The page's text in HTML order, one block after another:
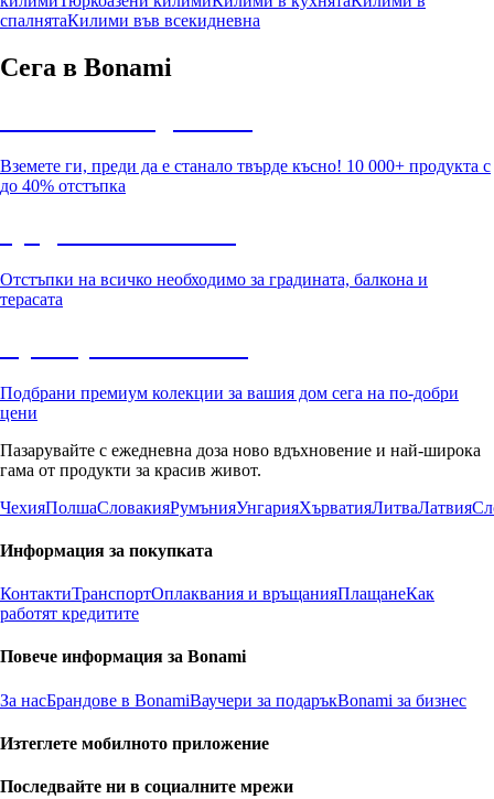
спалнятаКилими във всекидневна
Сега в Bonami
Вземете ги, преди да е станало твърде късно! 10 000+ продукта с
до 40% отстъпка
Отстъпки на всичко необходимо за градината, балкона и
терасата
Подбрани премиум колекции за вашия дом сега на по-добри
цени
Пазарувайте с ежедневна доза ново вдъхновение и най-широка
гама от продукти за красив живот.
ЧехияПолшаСловакияРумънияУнгарияХърватияЛитваЛатвия
Информация за покупката
КонтактиТранспортОплаквания и връщанияПлащанеКак
работят кредитите
Повече информация за Bonami
За насБрандове в BonamiВаучери за подаръкBonami за бизнес
Изтеглете мобилното приложение
Последвайте ни в социалните мрежи